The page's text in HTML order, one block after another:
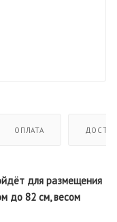
ОПЛАТА
для размещения
до 82 см, весом